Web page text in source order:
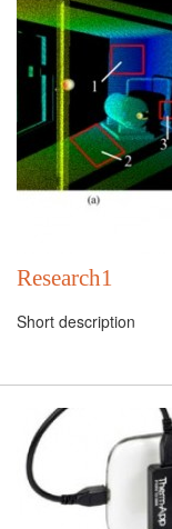
Research1
Short description